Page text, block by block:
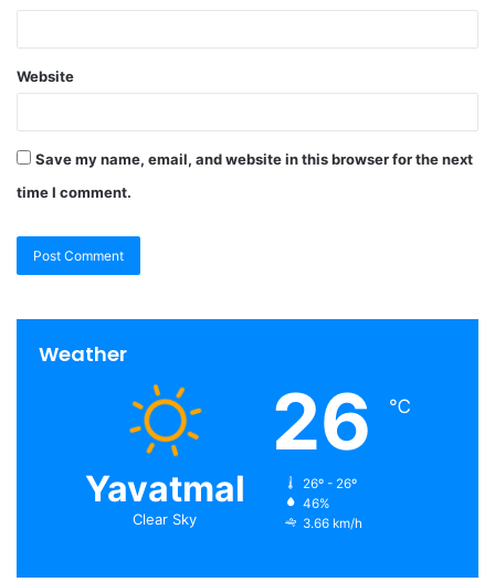
Website
Save my name, email, and website in this browser for the next
time I comment.
Weather
Yavatmal
Clear Sky
26 ℃
26º - 26º
46%
3.66 km/h